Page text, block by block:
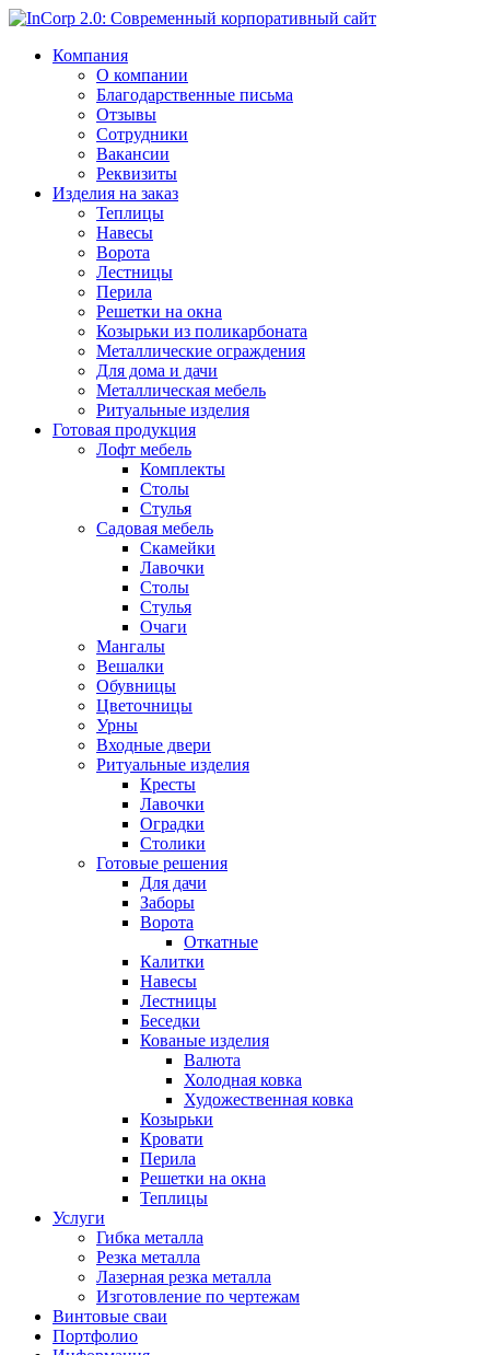
Компания
О компании
Благодарственные письма
Отзывы
Сотрудники
Вакансии
Реквизиты
Изделия на заказ
Теплицы
Навесы
Ворота
Лестницы
Перила
Решетки на окна
Козырьки из поликарбоната
Металлические ограждения
Для дома и дачи
Металлическая мебель
Ритуальные изделия
Готовая продукция
Лофт мебель
Комплекты
Столы
Стулья
Садовая мебель
Скамейки
Лавочки
Столы
Стулья
Очаги
Мангалы
Вешалки
Обувницы
Цветочницы
Урны
Входные двери
Ритуальные изделия
Кресты
Лавочки
Оградки
Столики
Готовые решения
Для дачи
Заборы
Ворота
Откатные
Калитки
Навесы
Лестницы
Беседки
Кованые изделия
Валюта
Холодная ковка
Художественная ковка
Козырьки
Кровати
Перила
Решетки на окна
Теплицы
Услуги
Гибка металла
Резка металла
Лазерная резка металла
Изготовление по чертежам
Винтовые сваи
Портфолио